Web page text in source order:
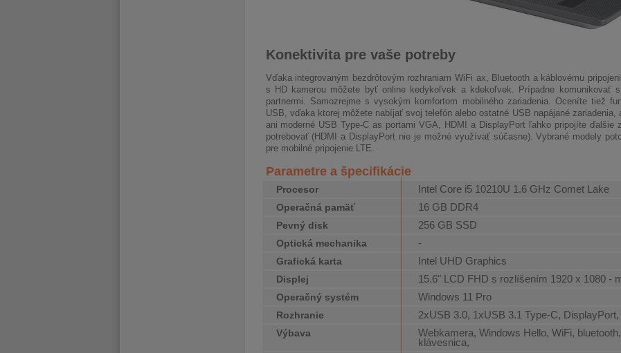
Konektivita pre vaše potreby
Vďaka integrovaným bezdrôtovým rozhraniam WiFi ax, Bluetooth a káblovému
s HD kamerou môžete byť online kedykoľvek a kdekoľvek. Prípadne komunikovať
partnermi. Samozrejme s vysokým komfortom mobilného zariadenia. Oceníte tiež
USB, vďaka ktorej môžete nabíjať svoj telefón alebo ostatné USB napájané
ani moderné USB Type-C as portami VGA, HDMI a DisplayPort ľahko pripojíte ďalšie
potrebovať (HDMI a DisplayPort nie je možné využívať súčasne). Vybrané modely
pre mobilné pripojenie LTE.
Parametre a špecifikácie
Procesor Intel Core i5 10210U 1.6 GHz Comet Lake
Operačná pamäť 16 GB DDR4
Pevný disk 256 GB SSD
Optická mechanika -
Grafická karta Intel UHD Graphics
Displej 15.6" LCD FHD s rozlíšením 1920 x 1080 -
Operačný systém Windows 11 Pro
Rozhranie 2xUSB 3.0, 1xUSB 3.1 Type-C,
Výbava
Webkamera, Windows Hello, WiFi,
klávesnica,